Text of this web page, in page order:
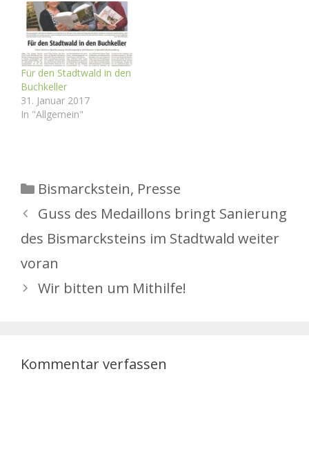
(hinten, in der Mitte der
Tür), links neben ihm
Enrico Vogel und Lehrer
Bernd Böhme sowie
Presse- und TV-Teams
(rechts). (Foto: Stadt
Gera/C.Heinrich) GMG
Guss…
Für den Stadtwald in den
Buchkeller
31. Januar 2017
In "Allgemein"
Kategorien
Bismarckstein, Presse
Guss des Medaillons bringt Sanierung
des Bismarcksteins im Stadtwald weiter
voran
Wir bitten um Mithilfe!
Kommentar verfassen